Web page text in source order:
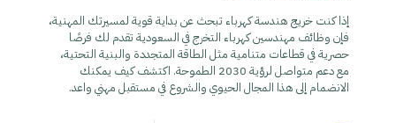
إذا كنت خريج هندسة كهرباء تبحث عن بداية قوية لمسيرتك المهنية،
فإن وظائف مهندسين كهرباء التخرج في السعودية تقدم لك فرصًا
حصرية في قطاعات متنامية مثل الطاقة المتجددة والبنية التحتية،
مع دعم متواصل لرؤية 2030 الطموحة. اكتشف كيف يمكنك
الانضمام إلى هذا المجال الحيوي والشروع في مستقبل مهني واعد.